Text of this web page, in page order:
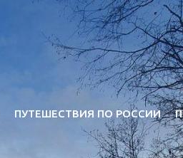
ПУТЕШЕСТВИЯ ПО РОССИИ